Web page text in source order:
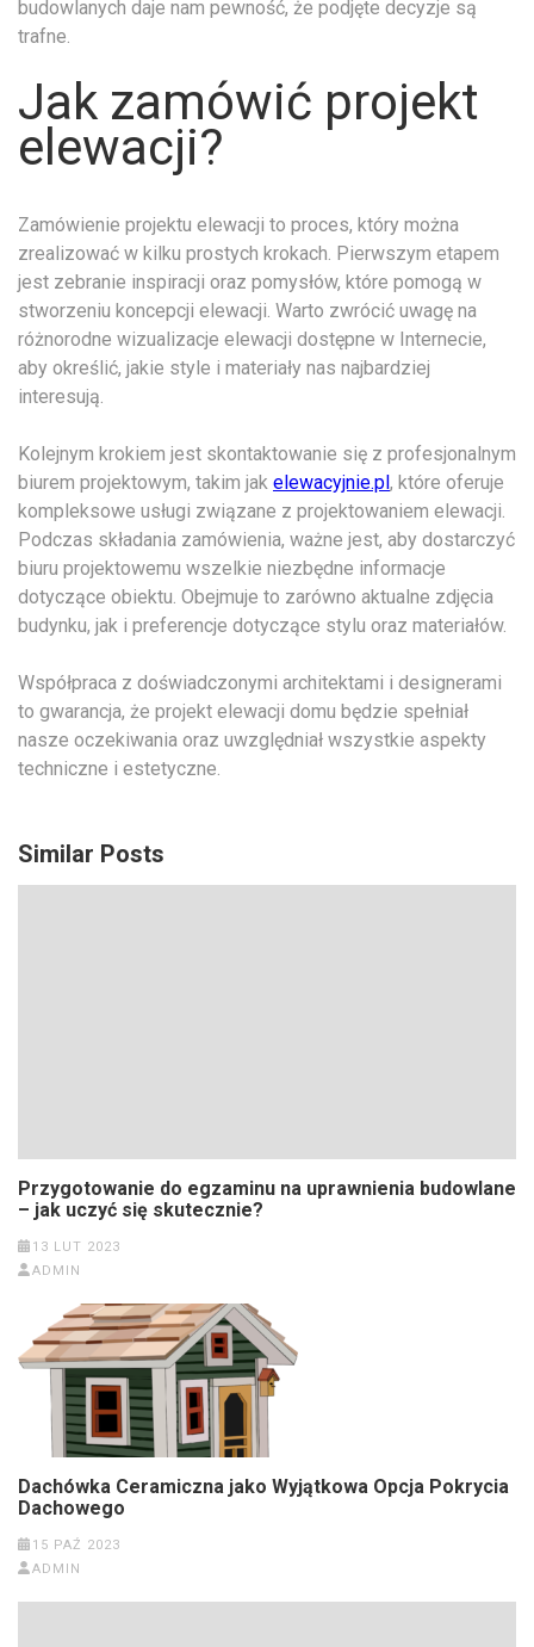
budowlanych daje nam pewność, że podjęte decyzje są
trafne.
Jak zamówić projekt
elewacji?
Zamówienie projektu elewacji to proces, który można
zrealizować w kilku prostych krokach. Pierwszym etapem
jest zebranie inspiracji oraz pomysłów, które pomogą w
stworzeniu koncepcji elewacji. Warto zwrócić uwagę na
różnorodne wizualizacje elewacji dostępne w Internecie,
aby określić, jakie style i materiały nas najbardziej
interesują.
Kolejnym krokiem jest skontaktowanie się z profesjonalnym
biurem projektowym, takim jak elewacyjnie.pl , które oferuje
kompleksowe usługi związane z projektowaniem elewacji.
Podczas składania zamówienia, ważne jest, aby dostarczyć
biuru projektowemu wszelkie niezbędne informacje
dotyczące obiektu. Obejmuje to zarówno aktualne zdjęcia
budynku, jak i preferencje dotyczące stylu oraz materiałów.
Współpraca z doświadczonymi architektami i designerami
to gwarancja, że projekt elewacji domu będzie spełniał
nasze oczekiwania oraz uwzględniał wszystkie aspekty
techniczne i estetyczne.
Similar Posts
Przygotowanie do egzaminu na uprawnienia budowlane
– jak uczyć się skutecznie?
13 LUT 2023
ADMIN
Dachówka Ceramiczna jako Wyjątkowa Opcja Pokrycia
Dachowego
15 PAŹ 2023
ADMIN